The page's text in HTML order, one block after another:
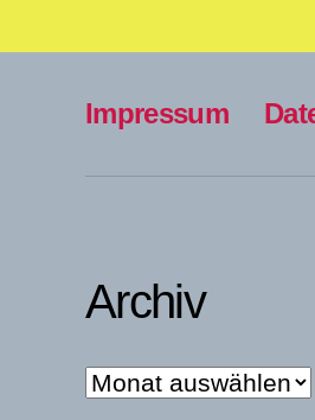
Impressum
Archiv
Archiv